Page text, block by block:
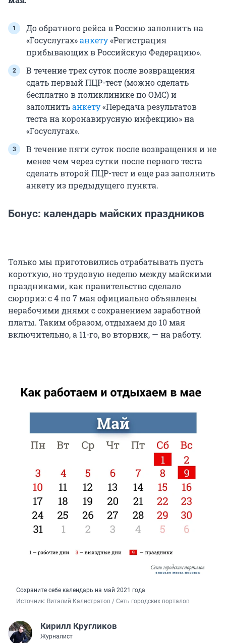
До обратного рейса в Россию заполнить на
«Госуслугах»анкету«Регистрация
прибывающих в Российскую Федерацию».
В течение трех суток после возвращения
сдать первый ПЦР-тест (можно сделать
бесплатно в поликлинике по ОМС) и
заполнитьанкету«Передача результатов
теста на коронавирусную инфекцию» на
«Госуслугах».
В течение пяти суток после возвращения и не
менее чем через сутки после первого теста
сделать второй ПЦР-тест и еще раз заполнить
анкету из предыдущего пункта.
Бонус: календарь майских праздников
Только мы приготовились отрабатывать пусть
короткую, но трудовую неделю между майскими
праздниками, как правительство сделало
сюрприз: с 4 по 7 мая официально объявлены
нерабочими днями с сохранением заработной
платы. Таким образом, отдыхаем до 10 мая
включительно, а 11-го, во вторник, — на работу.
Сохраните себе календарь на май 2021 года
Источник: Виталий Калистратов / Сеть городских порталов
Кирилл Кругликов
Журналист